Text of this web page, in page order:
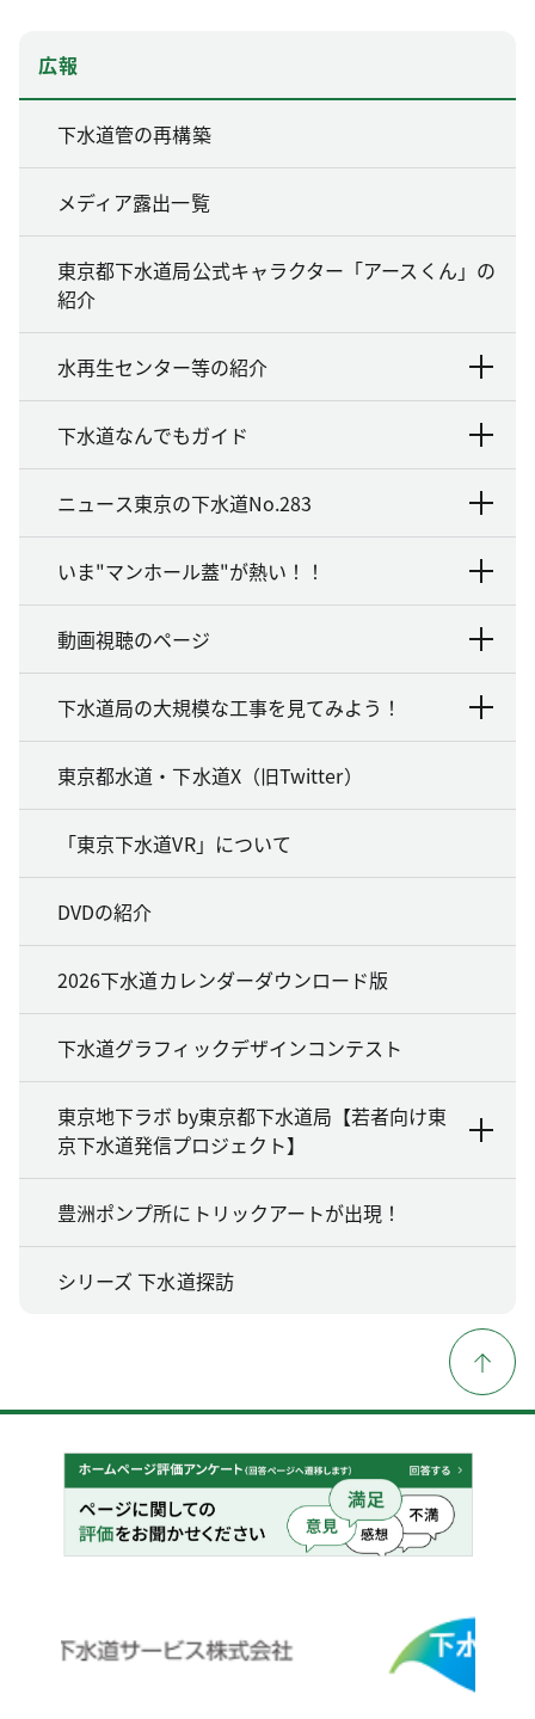
広報
下水道管の再構築
メディア露出一覧
東京都下水道局公式キャラクター「アースくん」の
紹介
水再生センター等の紹介
下水道なんでもガイド
ニュース東京の下水道No.283
いま"マンホール蓋"が熱い！！
動画視聴のページ
下水道局の大規模な工事を見てみよう！
東京都水道・下水道X（旧Twitter）
「東京下水道VR」について
DVDの紹介
2026下水道カレンダーダウンロード版
下水道グラフィックデザインコンテスト
東京地下ラボ by東京都下水道局【若者向け東
京下水道発信プロジェクト】
豊洲ポンプ所にトリックアートが出現！
シリーズ 下水道探訪